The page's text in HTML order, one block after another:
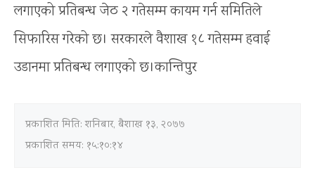
लगाएको प्रतिबन्ध जेठ २ गतेसम्म कायम गर्न समितिले
सिफारिस गरेको छ। सरकारले वैशाख १८ गतेसम्म हवाई
उडानमा प्रतिबन्ध लगाएको छ।कान्तिपुर
प्रकाशित मिति:शनिबार, बैशाख १३, २०७७
प्रकाशित समय: १५:१०:१४